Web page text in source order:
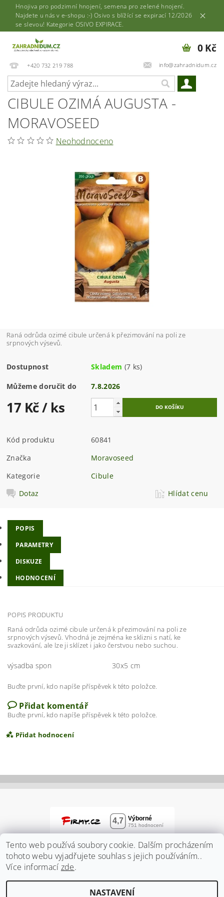
Hnojiva pro podzimní hnojení, semena pro zelené hnojení.
Najdete u nás v e-shopu :-) Osivo s blížící se expirací 12/2026
se slevou! Kategorie OSIVO EXPIRACE.
+420 732 219 788 info@zahradnidum.cz
0 Kč
CIBULE OZIMÁ AUGUSTA -
MORAVOSEED
Neohodnoceno
Raná odrůda ozimé cibule určená k přezimování na poli ze
srpnových výsevů.
Dostupnost Skladem (7 ks)
Můžeme doručit do 7.8.2026
17 Kč/ ks
Kód produktu
60841
Značka
Moravoseed
Kategorie
Cibule
Dotaz
Hlídat cenu
POPIS
PARAMETRY
DISKUZE
HODNOCENÍ
POPIS PRODUKTU
Raná odrůda ozimé cibule určená k přezimování na poli ze
srpnových výsevů. Vhodná je zejména ke sklizni s natí, ke
svazkování, ale lze ji sklízet i jako čerstvou nebo suchou.
výsadba spon 30x5 cm
Buďte první, kdo napíše příspěvek k této položce.
Přidat komentář
Buďte první, kdo napíše příspěvek k této položce.
Přidat hodnocení
Vložením hodnocení souhlasíte spodmínkami
Tento web používá soubory cookie. Dalším procházením
tohoto webu vyjadřujete souhlas s jejich používáním..
Více informací zde.
NASTAVENÍ